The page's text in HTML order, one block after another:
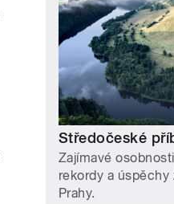
Středočeské
Zajímavé
rekordy a
Prahy.